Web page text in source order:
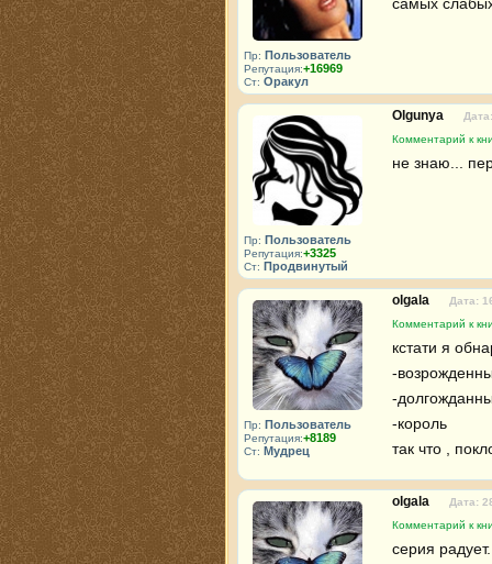
Пр: Пользователь
Репутация:+16969
Ст: Оракул
Пр: Пользователь
Репутация:+3325
Ст: Продвинутый
Olgunya
Комментарий к
не знаю...
Пр: Пользователь
Репутация:+8189
Ст: Мудрец
olgala
Дата:
Комментарий к
кстати я
-
-
-король
так что ,
olgala
Дата:
Комментарий к
серия